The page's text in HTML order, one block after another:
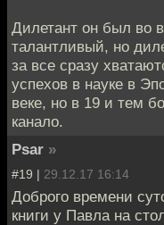
Дилетант он был во
талантливый, но
за все сразу
успехов в науке в
веке, но в 19 и тем
канало.
Psar »
#19 | 29.12.17 16:14
Доброго времени
книги у Павла на